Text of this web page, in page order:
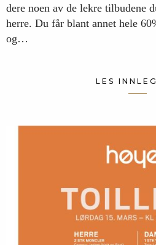
dere noen av de lekre tilbudene
herre. Du får blant annet hele
og…
LES